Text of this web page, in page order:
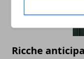
Ricche